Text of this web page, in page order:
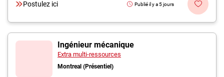
Postulez ici Publié il y a 5 jours
Ingénieur mécanique
Extra multi-ressources
Montreal (Présentiel)